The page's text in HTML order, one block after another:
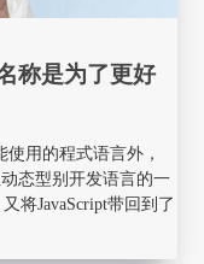
称是为了更好
使用的程式语言外，
态型别开发语言的一
将JavaScript带回到了